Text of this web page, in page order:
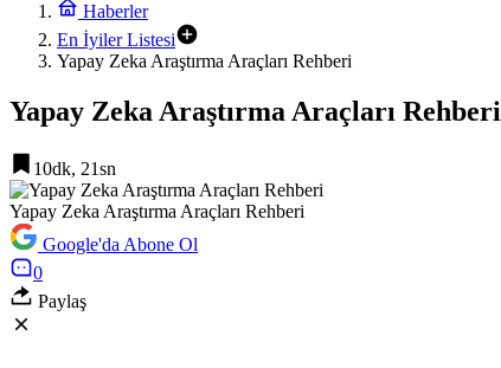
Haberler
En İyiler Listesi
Yapay Zeka Araştırma Araçları Rehberi
Yapay Zeka Araştırma Araçları Rehberi
10dk, 21sn
Yapay Zeka Araştırma Araçları Rehberi
Google'da Abone Ol
0
Paylaş